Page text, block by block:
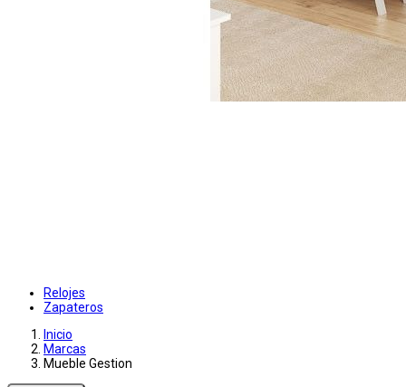
Relojes
Zapateros
Inicio
Marcas
Mueble Gestion